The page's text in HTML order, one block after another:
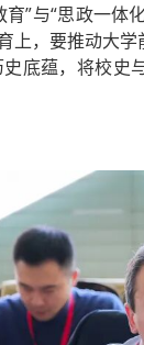
”与“思政一
上，要推动大
底蕴，将校